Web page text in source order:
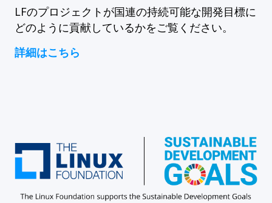
LFのプロジェクトが国連の持続可能な開発目標に
どのように貢献しているかをご覧ください。
詳細はこちら